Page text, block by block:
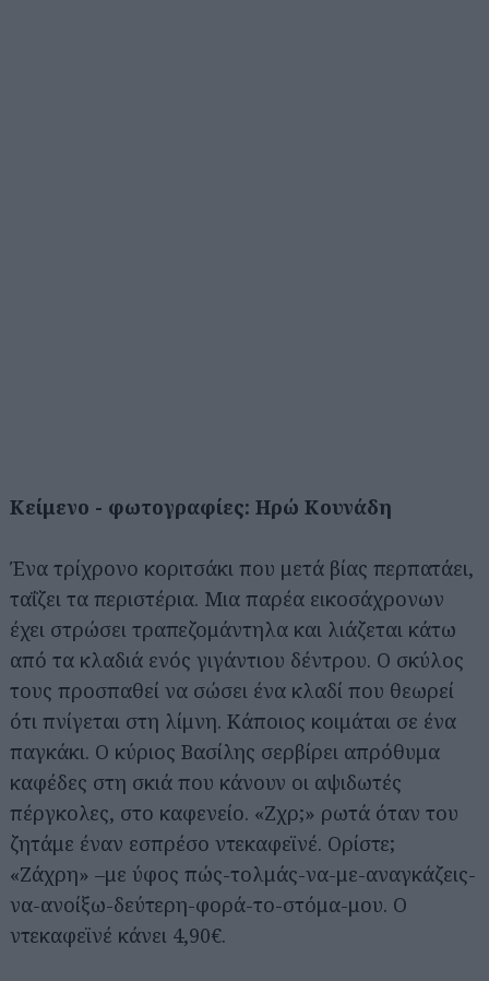
Κείμενο - φωτογραφίες: Ηρώ Κουνάδη
Ένα τρίχρονο κοριτσάκι που μετά βίας περπατάει,
ταΐζει τα περιστέρια. Μια παρέα εικοσάχρονων
έχει στρώσει τραπεζομάντηλα και λιάζεται κάτω
από τα κλαδιά ενός γιγάντιου δέντρου. Ο σκύλος
τους προσπαθεί να σώσει ένα κλαδί που θεωρεί
ότι πνίγεται στη λίμνη. Κάποιος κοιμάται σε ένα
παγκάκι. Ο κύριος Βασίλης σερβίρει απρόθυμα
καφέδες στη σκιά που κάνουν οι αψιδωτές
πέργκολες, στο καφενείο. «Ζχρ;» ρωτά όταν του
ζητάμε έναν εσπρέσο ντεκαφεϊνέ. Ορίστε;
«Ζάχρη» –με ύφος πώς-τολμάς-να-με-αναγκάζεις-
να-ανοίξω-δεύτερη-φορά-το-στόμα-μου. Ο
ντεκαφεϊνέ κάνει 4,90€.